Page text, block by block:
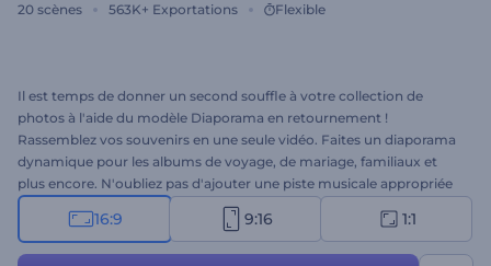
20 scènes 563K+ Exportations Flexible
Il est temps de donner un second souffle à votre collection de
photos à l'aide du modèle Diaporama en retournement !
Rassemblez vos souvenirs en une seule vidéo. Faites un diaporama
dynamique pour les albums de voyage, de mariage, familiaux et
plus encore. N'oubliez pas d'ajouter une piste musicale appropriée
pour compléter la scène. Le modèle est flexible et peut être étendu
jusqu'à une durée de 3 minutes. Épatez vos amis, vos parents et
16:9 9:16 1:1